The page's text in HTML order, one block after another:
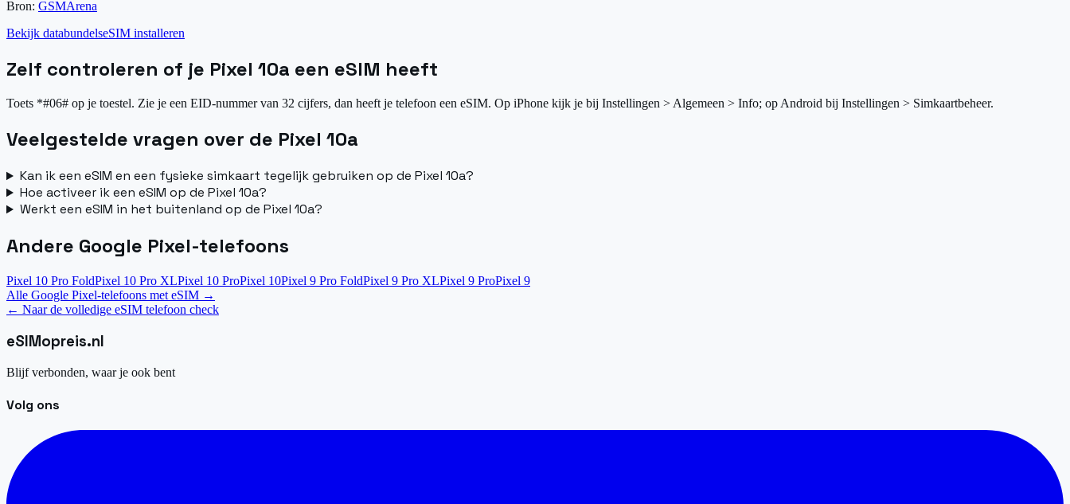
Bron: GSMArena
Bekijk databundelseSIM installeren
Zelf controleren of je Pixel 10a een eSIM heeft
Toets *#06# op je toestel. Zie je een EID-nummer van 32 cijfers, dan heeft je telefoon een eSIM. Op iPhone kijk je bij Instellingen > Algemeen > Info; op Android bij Instellingen > Simkaartbeheer.
Veelgestelde vragen over de Pixel 10a
Kan ik een eSIM en een fysieke simkaart tegelijk gebruiken op de Pixel 10a?
Hoe activeer ik een eSIM op de Pixel 10a?
Werkt een eSIM in het buitenland op de Pixel 10a?
Andere Google Pixel-telefoons
Pixel 10 Pro FoldPixel 10 Pro XLPixel 10 ProPixel 10Pixel 9 Pro FoldPixel 9 Pro XLPixel 9 ProPixel 9
Alle Google Pixel-telefoons met eSIM →
← Naar de volledige eSIM telefoon check
eSIMopreis.nl
Blijf verbonden, waar je ook bent
Volg ons